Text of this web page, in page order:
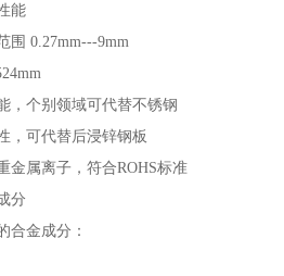
能
围 0.27mm---9mm
，个别领域可代替不锈钢
，可代替后浸锌钢板
金属离子，符合ROHS标准
分
合金成分：